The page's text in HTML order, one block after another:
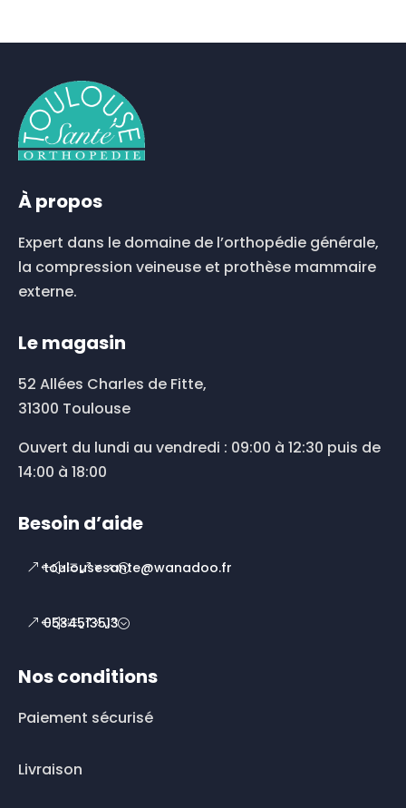
À propos
Expert dans le domaine de l’orthopédie générale,
la compression veineuse et prothèse mammaire
externe.
Le magasin
52 Allées Charles de Fitte,
31300 Toulouse
Ouvert du lundi au vendredi : 09:00 à 12:30 puis de
14:00 à 18:00
Besoin d’aide
toulousesante@wanadoo.fr
0534513513
Nos conditions
Paiement sécurisé
Livraison